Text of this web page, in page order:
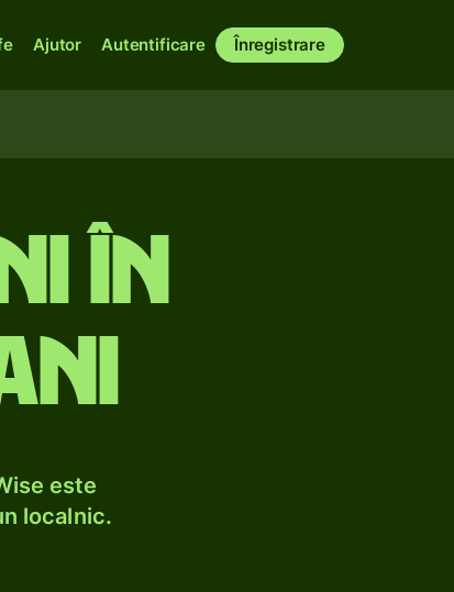
Ajutor Autentificare Înregistrare
în
este
localnic.